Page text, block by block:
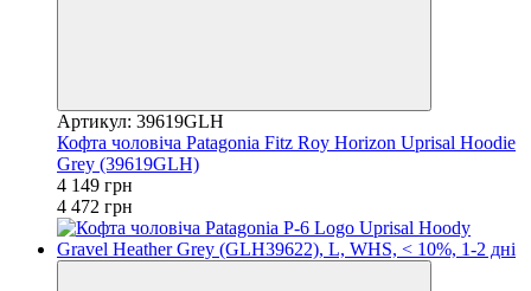
Артикул: 39619GLH
Кофта чоловіча Patagonia Fitz Roy Horizon Uprisal Hoodie
Grey (39619GLH)
4 149 грн
4 472 грн